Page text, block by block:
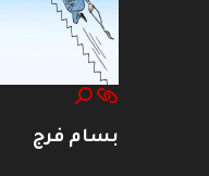
بسام فرج